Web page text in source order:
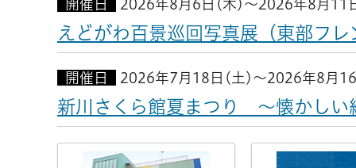
開催日 2026年8月6日(木)～2026年8月11
えどがわ百景巡回写真展（東部フレ
開催日 2026年7月18日(土)～2026年8月
新川さくら館夏まつり ～懐かしい